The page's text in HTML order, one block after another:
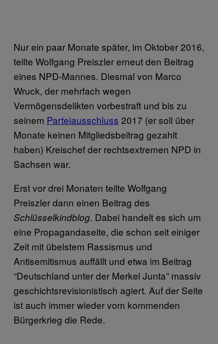
Nur ein paar Monate später, im Oktober 2016,
teilte Wolfgang Preiszler erneut den Beitrag
eines NPD-Mannes. Diesmal von Marco
Wruck, der mehrfach wegen
Vermögensdelikten vorbestraft und bis zu
seinem Parteiausschluss 2017 (er soll über
Monate keinen Mitgliedsbeitrag gezahlt
haben) Kreischef der rechtsextremen NPD in
Sachsen war.
Erst vor drei Monaten teilte Wolfgang
Preiszler dann einen Beitrag des
Schlüsselkindblog. Dabei handelt es sich um
eine Propagandaseite, die schon seit einiger
Zeit mit übelstem Rassismus und
Antisemitismus auffällt und etwa im Beitrag
“Deutschland unter der Merkel Junta” massiv
geschichtsrevisionistisch agiert. Auf der Seite
ist auch immer wieder vom kommenden
Bürgerkrieg die Rede.